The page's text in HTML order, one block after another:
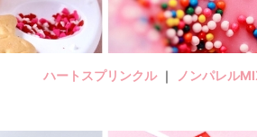
ハートスプリンクル｜ ノンパレル